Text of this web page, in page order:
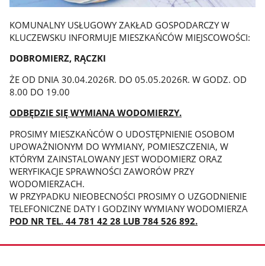
KOMUNALNY USŁUGOWY ZAKŁAD GOSPODARCZY W
KLUCZEWSKU INFORMUJE MIESZKAŃCÓW MIEJSCOWOŚCI:
DOBROMIERZ, RĄCZKI
ŻE OD DNIA 30.04.2026R. DO 05.05.2026R. W GODZ. OD
8.00 DO 19.00
ODBĘDZIE SIĘ WYMIANA WODOMIERZY.
PROSIMY MIESZKAŃCÓW O UDOSTĘPNIENIE OSOBOM
UPOWAŻNIONYM DO WYMIANY, POMIESZCZENIA, W
KTÓRYM ZAINSTALOWANY JEST WODOMIERZ ORAZ
WERYFIKACJE SPRAWNOŚCI ZAWORÓW PRZY
WODOMIERZACH.
W PRZYPADKU NIEOBECNOŚCI PROSIMY O UZGODNIENIE
TELEFONICZNE DATY I GODZINY WYMIANY WODOMIERZA
POD NR TEL. 44 781 42 28 LUB 784 526 892.